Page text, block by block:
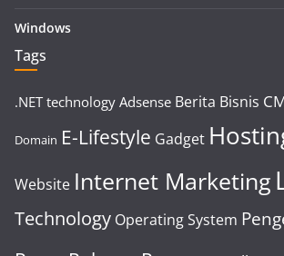
Windows
Tags
.NET technology Adsense Berita Bisnis
Domain E-Lifestyle Gadget
Website Internet Marketing
Technology Operating System